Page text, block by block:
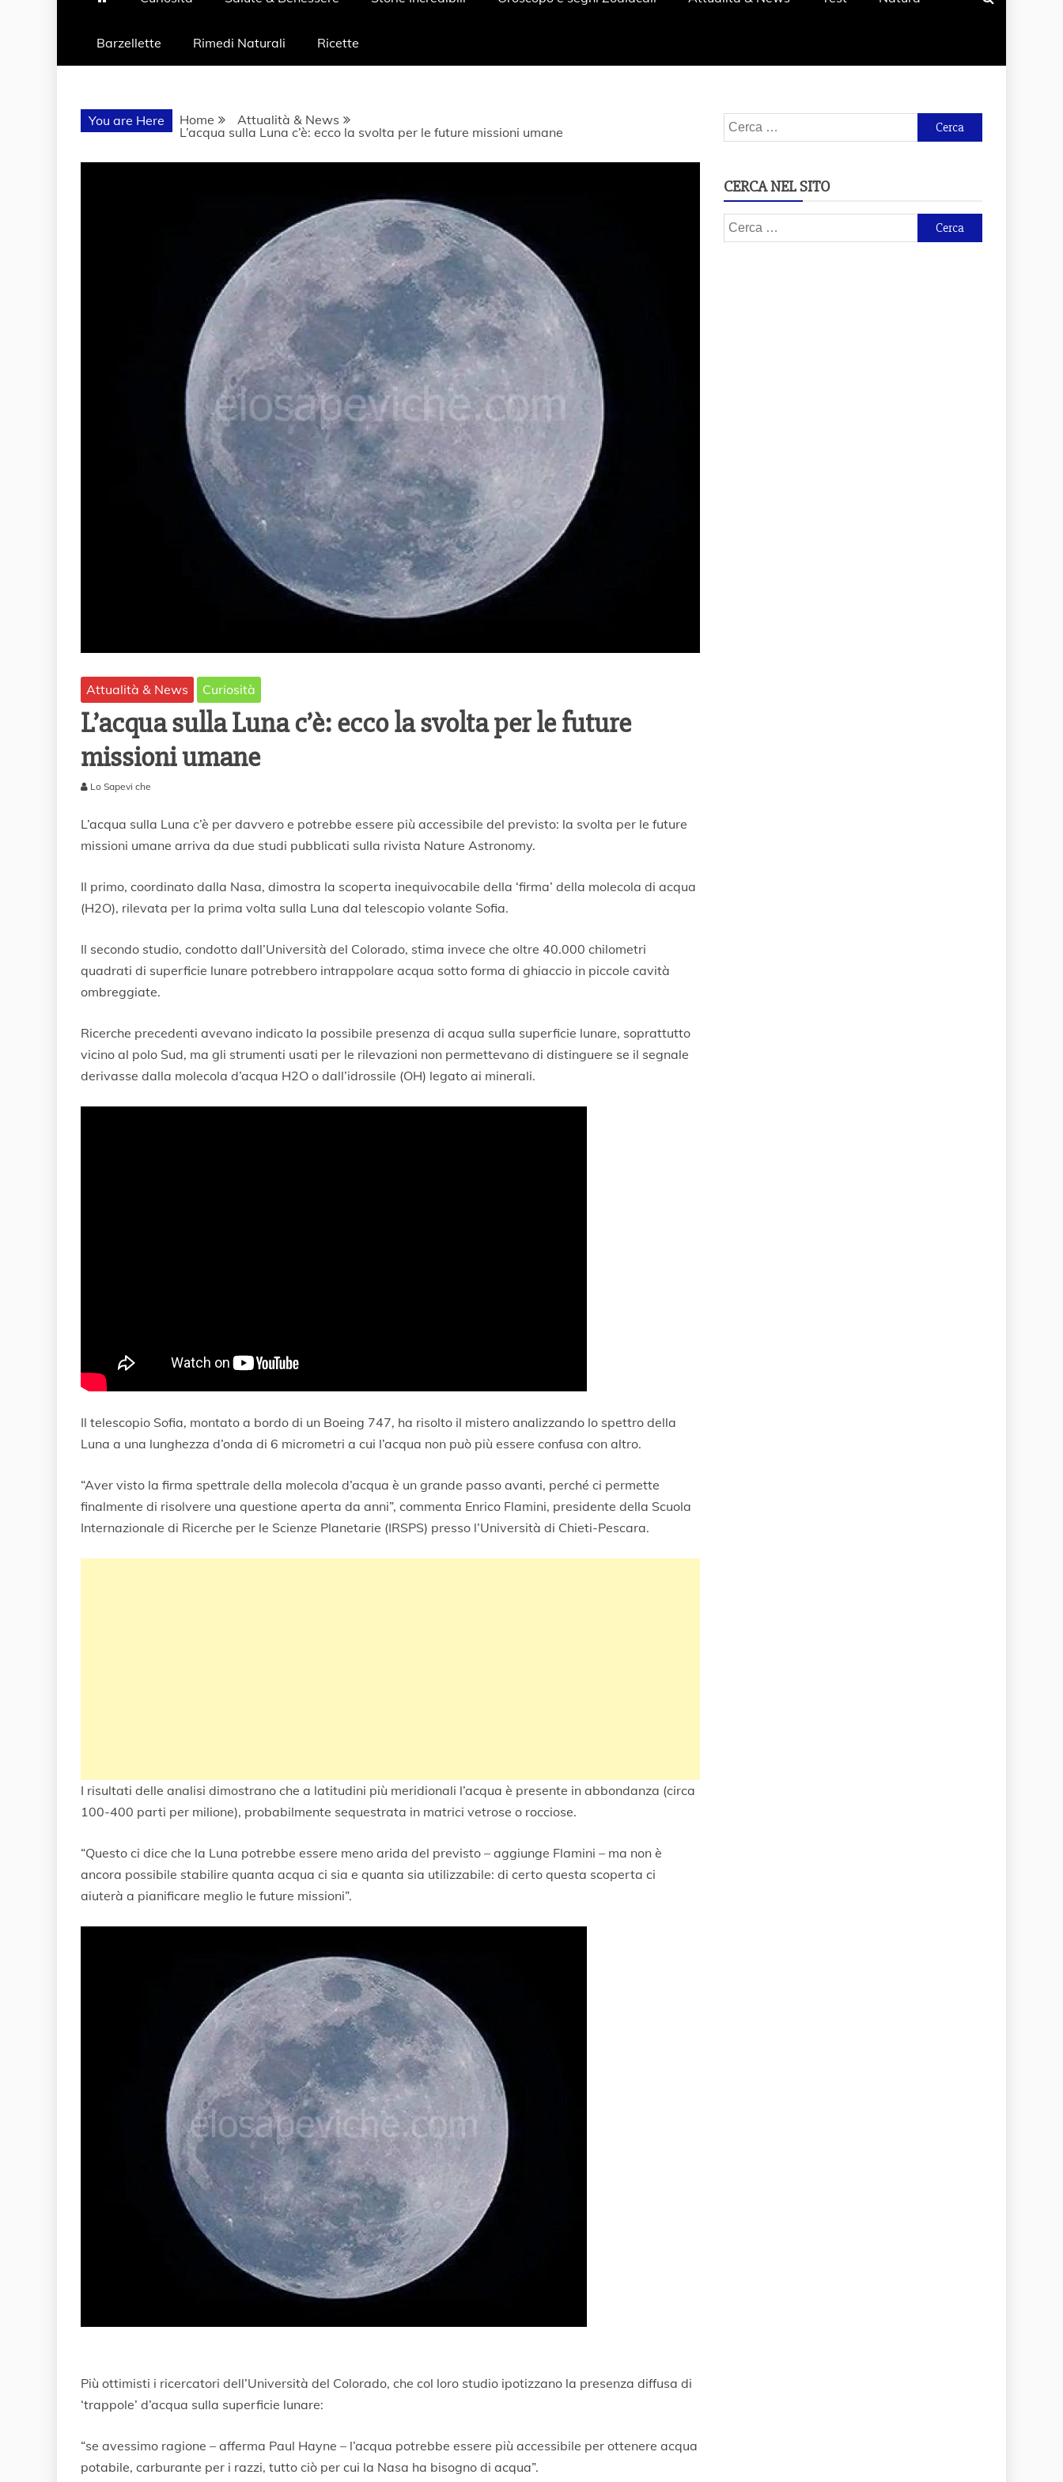
Barzellette Rimedi Naturali Ricette
You are Here Home
Attualità & News
L’acqua sulla Luna c’è: ecco la svolta per le future missioni umane
Attualità & News Curiosità
L’acqua sulla Luna c’è: ecco la svolta per le future
missioni umane
6
t
o
r
2
2
0
Lo Sapevi che
L’acqua sulla Luna c’è per davvero e potrebbe essere più accessibile del previsto: la svolta per le future
missioni umane arriva da due studi pubblicati sulla rivista Nature Astronomy.
Il primo, coordinato dalla Nasa, dimostra la scoperta inequivocabile della ‘firma’ della molecola di acqua
(H2O), rilevata per la prima volta sulla Luna dal telescopio volante Sofia.
Il secondo studio, condotto dall’Università del Colorado, stima invece che oltre 40.000 chilometri
quadrati di superficie lunare potrebbero intrappolare acqua sotto forma di ghiaccio in piccole cavità
ombreggiate.
Ricerche precedenti avevano indicato la possibile presenza di acqua sulla superficie lunare, soprattutto
vicino al polo Sud, ma gli strumenti usati per le rilevazioni non permettevano di distinguere se il segnale
derivasse dalla molecola d’acqua H2O o dall’idrossile (OH) legato ai minerali.
Il telescopio Sofia, montato a bordo di un Boeing 747, ha risolto il mistero analizzando lo spettro della
Luna a una lunghezza d’onda di 6 micrometri a cui l’acqua non può più essere confusa con altro.
“Aver visto la firma spettrale della molecola d’acqua è un grande passo avanti, perché ci permette
finalmente di risolvere una questione aperta da anni”, commenta Enrico Flamini, presidente della Scuola
Internazionale di Ricerche per le Scienze Planetarie (IRSPS) presso l’Università di Chieti-Pescara.
I risultati delle analisi dimostrano che a latitudini più meridionali l’acqua è presente in abbondanza (circa
100-400 parti per milione), probabilmente sequestrata in matrici vetrose o rocciose.
“Questo ci dice che la Luna potrebbe essere meno arida del previsto – aggiunge Flamini – ma non è
ancora possibile stabilire quanta acqua ci sia e quanta sia utilizzabile: di certo questa scoperta ci
aiuterà a pianificare meglio le future missioni”.
Più ottimisti i ricercatori dell’Università del Colorado, che col loro studio ipotizzano la presenza diffusa di
‘trappole’ d’acqua sulla superficie lunare:
“se avessimo ragione – afferma Paul Hayne – l’acqua potrebbe essere più accessibile per ottenere acqua
potabile, carburante per i razzi, tutto ciò per cui la Nasa ha bisogno di acqua”.
Ricerca
per:
CERCA NEL SITO
Ricerca
per: